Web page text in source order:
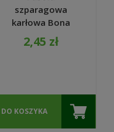
szparagowa
karłowa Bona
nasiona 30g -
TORAF
2,45 zł
DO KOSZYKA